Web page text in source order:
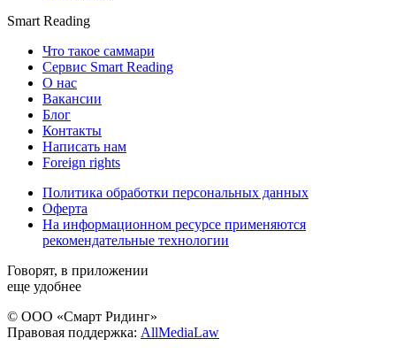
Smart Reading
Что такое саммари
Сервис Smart Reading
О нас
Вакансии
Блог
Контакты
Написать нам
Foreign rights
Политика обработки персональных данных
Оферта
На информационном ресурсе применяются
рекомендательные технологии
Говорят, в приложении
еще удобнее
© ООО «Смарт Ридинг»
Правовая поддержка: AllMediaLaw